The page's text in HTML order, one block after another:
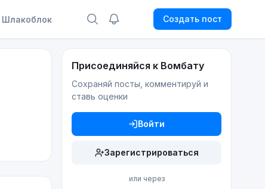
Шлакоблок Создать пост
Присоединяйся к Вомбату
Сохраняй посты, комментируй и
ставь оценки
Войти
Зарегистрироваться
или через